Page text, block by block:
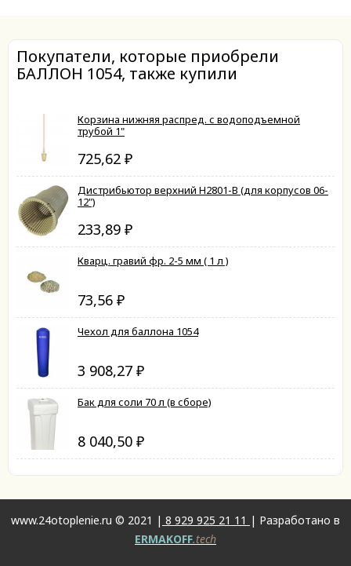
Покупатели, которые приобрели
БАЛЛОН 1054, также купили
Корзина нижняя распред. с водоподъемной
трубой 1"
725,62 ₽
Дистрибьютор верхний H2801-B (для корпусов 06-
12")
233,89 ₽
Кварц. гравий фр. 2-5 мм ( 1 л )
73,56 ₽
Чехол для баллона 1054
3 908,27 ₽
Бак для соли 70 л (в сборе)
8 040,50 ₽
www.24otoplenie.ru © 2021 | 8 929 925 21 11 | Разработано в
ERMAKOFF.tech